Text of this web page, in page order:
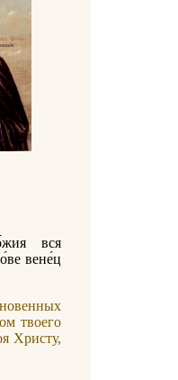
вся
вене́ц
твоего
Христу,